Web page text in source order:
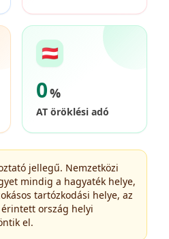
🇦🇹
0%
AT öröklési adó
jellegű. Nemzetközi
mindig a hagyaték helye,
tartózkodási helye, az
ország helyi
el.